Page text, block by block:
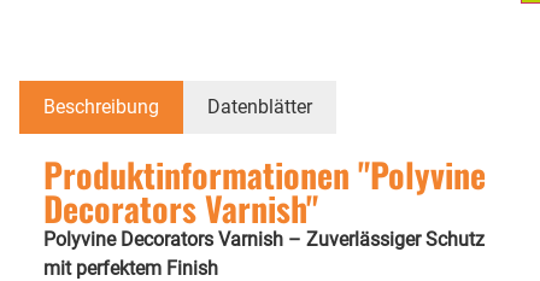
Beschreibung Datenblätter
Produktinformationen "Polyvine
Decorators Varnish"
Polyvine Decorators Varnish – Zuverlässiger Schutz
mit perfektem Finish